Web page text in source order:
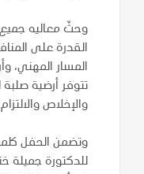
وحثّ معاليه جميع
القدرة على
المسار المهني،
تتوفر أرضية صلبة
والإخلاص
وتضمن الحفل
للدكتورة جميلة